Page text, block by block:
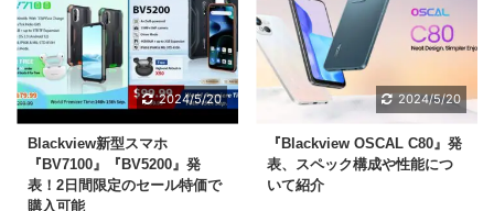
2024/5/20
Blackview新型スマホ
『BV7100』『BV5200』発
表！2日間限定のセール特価で
購入可能
2024/5/20
『Blackview OSCAL C80』発
表、スペック構成や性能につ
いて紹介